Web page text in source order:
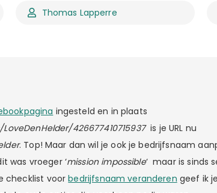
Thomas Lapperre
ingesteld en in plaats
426677410715937 is je URL nu
. Top! Maar dan wil je ook je bedrijfsnaam
was vroeger ‘mission impossible‘ maar is sinds
checklist voorbedrijfsnaam veranderen geef ik